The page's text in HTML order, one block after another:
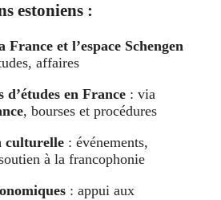
estoniens :
France et l’espace Schengen
affaires
d’études en France : via
, bourses et procédures
culturelle : événements,
à la francophonie
: appui aux